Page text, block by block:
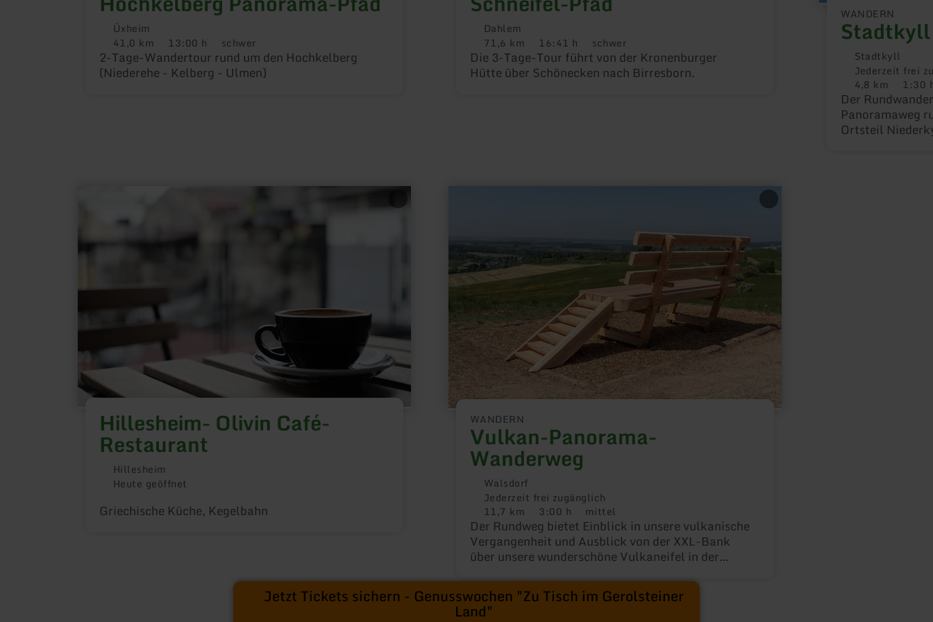
Üxheim
Distanz:
41,0 km Dauer:
13:00 h Anforderung:
schwer
2-Tage-Wandertour rund um den Hochkelberg
(Niederehe - Kelberg - Ulmen)
Dahlem
Distanz:
71,6 km Dauer:
16:41 h Anforderung:
schwer
Die 3-Tage-Tour führt von der Kronenburger
Hütte über Schönecken nach Birresborn.
WANDERN
Stadtkyll
Stadtkyll
Jederzeit frei
Distanz:
4,8 km Dauer:
1:30
Der
Panoramaweg
Ortsteil
Hillesheim- Olivin Café-
Restaurant
Hillesheim
Heute geöffnet
Griechische Küche, Kegelbahn
WANDERN
Vulkan-Panorama-
Wanderweg
Walsdorf
Jederzeit frei zugänglich
Distanz:
11,7 km Dauer:
3:00 h Anforderung:
mittel
Der Rundweg bietet Einblick in unsere vulkanische
Vergangenheit und Ausblick von der XXL-Bank
über unsere wunderschöne Vulkaneifel in der
Wanderweg
Jetzt Tickets sichern - Genusswochen "Zu Tisch im Gerolsteiner
Land"